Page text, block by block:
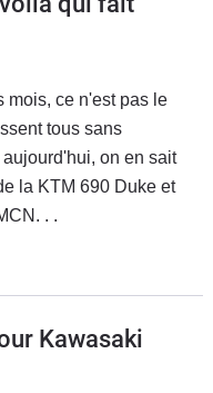
mois, ce n'est pas le
tous sans
on en sait
la KTM 690 Duke et
. .
Kawasaki